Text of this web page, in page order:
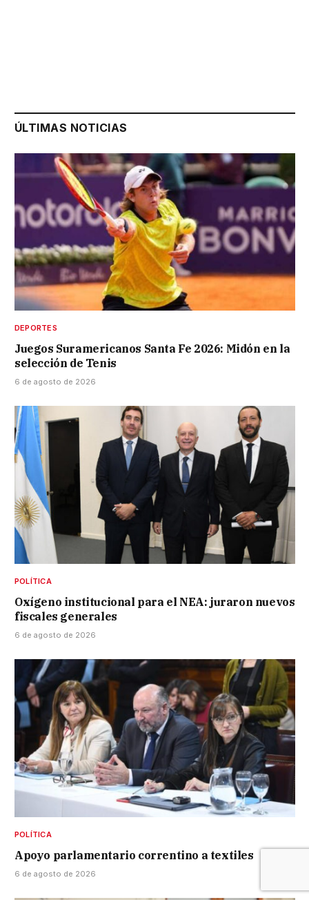
ÚLTIMAS NOTICIAS
DEPORTES
Juegos Suramericanos Santa Fe 2026: Midón en la
selección de Tenis
6 de agosto de 2026
POLÍTICA
Oxígeno institucional para el NEA: juraron nuevos
fiscales generales
6 de agosto de 2026
POLÍTICA
Apoyo parlamentario correntino a textiles
6 de agosto de 2026